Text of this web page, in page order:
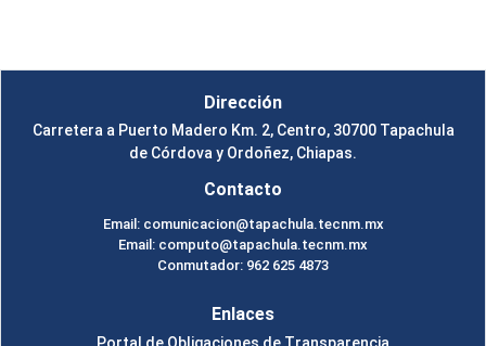
Dirección
Carretera a Puerto Madero Km. 2, Centro, 30700 Tapachula
de Córdova y Ordoñez, Chiapas.
Contacto
Email: comunicacion@tapachula.tecnm.mx
Email: computo@tapachula.tecnm.mx
Conmutador: 962 625 4873
Enlaces
Portal de Obligaciones de Transparencia